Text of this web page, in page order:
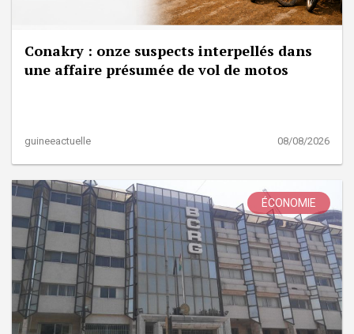
Conakry : onze suspects interpellés dans
une affaire présumée de vol de motos
guineeactuelle 08/08/2026
ÉCONOMIE